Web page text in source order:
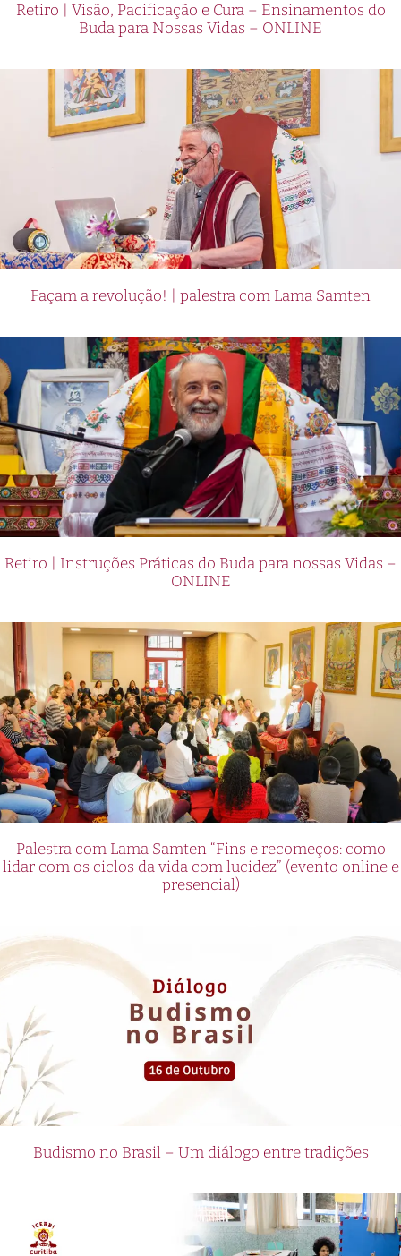
Retiro | Visão, Pacificação e Cura – Ensinamentos do
Buda para Nossas Vidas – ONLINE
Façam a revolução! | palestra com Lama Samten
Retiro | Instruções Práticas do Buda para nossas Vidas –
ONLINE
Palestra com Lama Samten “Fins e recomeços: como
lidar com os ciclos da vida com lucidez” (evento online e
presencial)
Budismo no Brasil – Um diálogo entre tradições